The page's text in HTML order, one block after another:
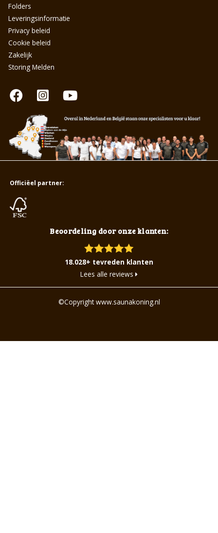
Folders
Leveringsinformatie
Privacy beleid
Cookie beleid
Zakelijk
Storing Melden
Beoordeling door onze klanten:
18.028+ tevreden klanten
Lees alle reviews
Officiëel partner:
©Copyright www.saunakoning.nl